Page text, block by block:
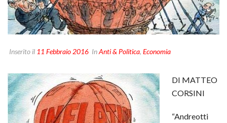
Inserito il 11 Febbraio 2016 InAnti & Politica, Economia
DI MATTEO
CORSINI
“Andreotti